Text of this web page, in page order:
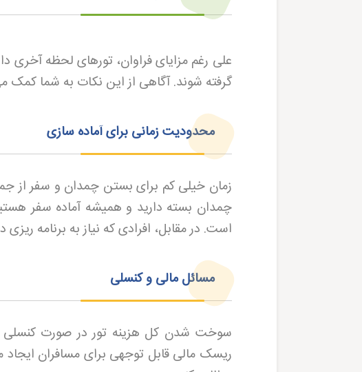
علی رغم مزایای فراوان، تورهای لحظه آخری
گرفته شوند. آگاهی از این نکات به شما کمک
محدودیت زمانی برای آماده سازی
زمان خیلی کم برای بستن چمدان و سفر از
چمدان بسته دارید و همیشه آماده سفر
است. در مقابل، افرادی که نیاز به برنامه
مسائل مالی و کنسلی
سوخت شدن کل هزینه تور در صورت کنسلی
ریسک مالی قابل توجهی برای مسافران ایجاد